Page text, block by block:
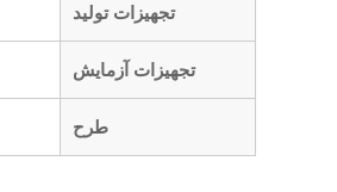
تجهیزات تولید
تجهیزات آزمایش
طرح